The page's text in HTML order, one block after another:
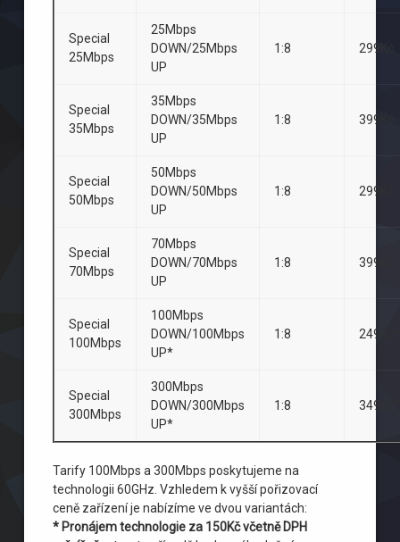
Special
25Mbps
25Mbps
DOWN/25Mbps
UP
1:8 299Kč
Special
35Mbps
35Mbps
DOWN/35Mbps
UP
1:8 399Kč
Special
50Mbps
50Mbps
DOWN/50Mbps
UP
1:8 299Kč
Special
70Mbps
70Mbps
DOWN/70Mbps
UP
1:8 399Kč
Special
100Mbps
100Mbps
DOWN/100Mbps
UP*
1:8
Special
300Mbps
300Mbps
DOWN/300Mbps
UP*
1:8
Tarify 100Mbps a 300Mbps poskytujeme na
technologii 60GHz. Vzhledem k vyšší pořizovací
ceně zařízení je nabízíme ve dvou variantách:
* Pronájem technologie za 150Kč včetně DPH